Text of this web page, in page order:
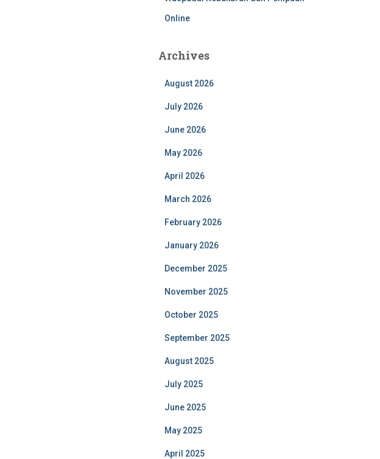
Online
Archives
August 2026
July 2026
June 2026
May 2026
April 2026
March 2026
February 2026
January 2026
December 2025
November 2025
October 2025
September 2025
August 2025
July 2025
June 2025
May 2025
April 2025